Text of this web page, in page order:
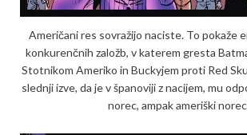
Američani res sovražijo naciste. To pokaže
konkurenčnih založb, v katerem gresta
Stotnikom Ameriko in Buckyjem proti Red
slednji izve, da je v španoviji z nacijem, mu
norec, ampak ameriški